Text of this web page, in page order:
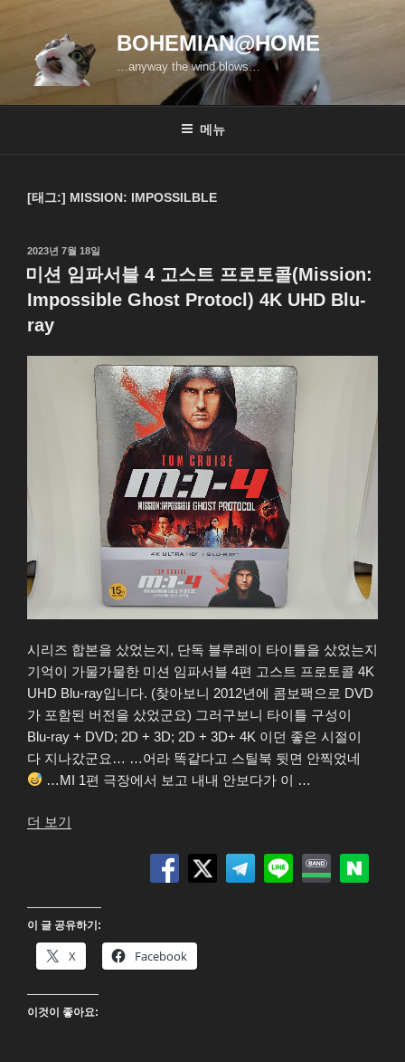
콘
BOHEMIAN@HOME
…anyway the wind blows…
메뉴
[태그:] MISSION: IMPOSSILBLE
작
성
일
자
2023년 7월 18일
미션 임파서블 4 고스트 프로토콜(Mission:
Impossible Ghost Protocl) 4K UHD Blu-
ray
시리즈 합본을 샀었는지, 단독 블루레이 타이틀을 샀었는지
기억이 가물가물한 미션 임파서블 4편 고스트 프로토콜 4K
UHD Blu-ray입니다. (찾아보니 2012년에 콤보팩으로 DVD
가 포함된 버전을 샀었군요) 그러구보니 타이틀 구성이
Blu-ray + DVD; 2D + 3D; 2D + 3D+ 4K 이던 좋은 시절이
다 지나갔군요… …어라 똑같다고 스틸북 뒷면 안찍었네
…MI 1편 극장에서 보고 내내 안보다가 이 …
더 보기
서
블
4
고
스
트
이 글 공유하기:
X Facebook
이것이 좋아요: